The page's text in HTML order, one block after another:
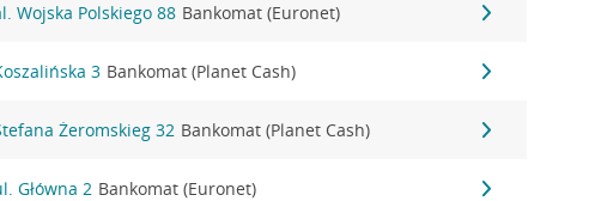
Wojska Polskiego 88 Bankomat (Euronet)
3 Bankomat (Planet Cash)
Żeromskieg 32 Bankomat (Planet Cash)
Główna 2 Bankomat (Euronet)